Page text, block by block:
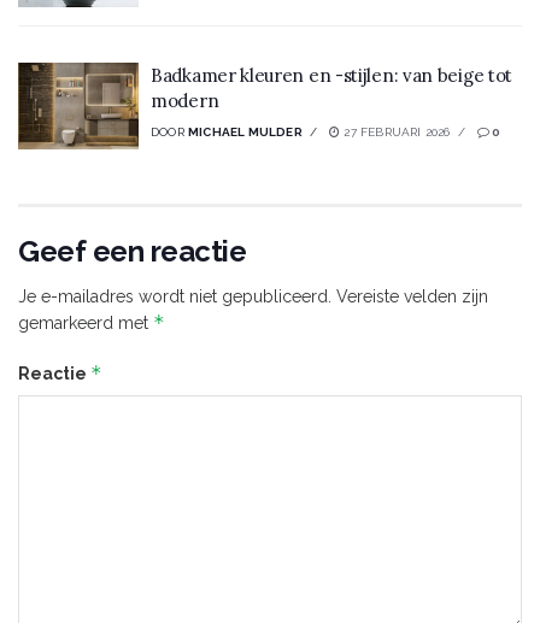
Badkamer kleuren en -stijlen: van beige tot
modern
DOOR MICHAEL MULDER 27 FEBRUARI 2026 0
Geef een reactie
Je e-mailadres wordt niet gepubliceerd. Vereiste velden zijn
gemarkeerd met *
Reactie *